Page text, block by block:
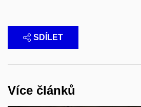
SDÍLET
Více článků